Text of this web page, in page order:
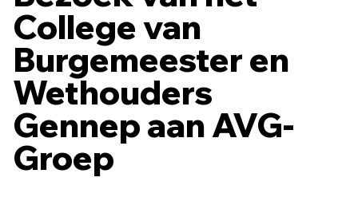
College van
Burgemeester en
Wethouders
Gennep aan AVG-
Groep